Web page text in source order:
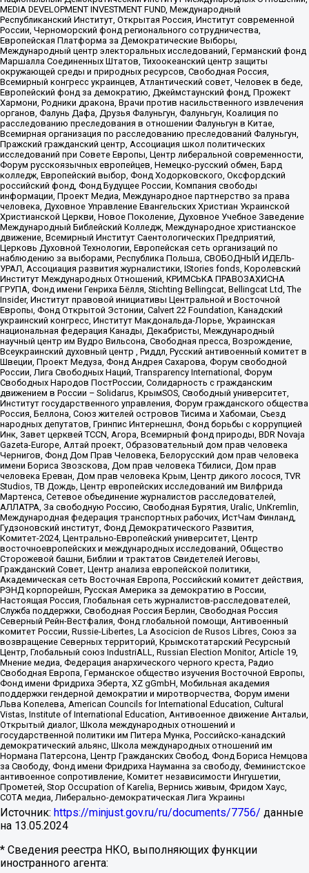
MEDIA DEVELOPMENT INVESTMENT FUND, Международный
Республиканский Институт, Открытая Россия, Институт современной
России, Черноморский фонд регионального сотрудничества,
Европейская Платформа за Демократические Выборы,
Международный центр электоральных исследований, Германский фонд
Маршалла Соединенных Штатов, Тихоокеанский центр защиты
окружающей среды и природных ресурсов, Свободная Россия,
Всемирный конгресс украинцев, Атлантический совет, Человек в беде,
Европейский фонд за демократию, Джеймстаунский фонд, Прожект
Хармони, Родники дракона, Врачи против насильственного извлечения
органов, Фалунь Дафа, Друзья Фалуньгун, Фалуньгун, Коалиция по
расследованию преследования в отношении Фалуньгун в Китае,
Всемирная организация по расследованию преследований Фалуньгун,
Пражский гражданский центр, Ассоциация школ политических
исследований при Совете Европы, Центр либеральной современности,
Форум русскоязычных европейцев, Немецко-русский обмен, Бард
колледж, Европейский выбор, Фонд Ходорковского, Оксфордский
российский фонд, Фонд Будущее России, Компания свободы
информации, Проект Медиа, Международное партнерство за права
человека, Духовное Управление Евангельских Христиан Украинской
Христианской Церкви, Новое Поколение, Духовное Учебное Заведение
Международный Библейский Колледж, Международное христианское
движение, Всемирный Институт Саентологических Предприятий,
Церковь Духовной Технологии, Европейская сеть организаций по
наблюдению за выборами, Республика Польша, СВОБОДНЫЙ ИДЕЛЬ-
УРАЛ, Ассоциация развития журналистики, IStories fonds, Королевский
Институт Международных Отношений, КРИМСЬКА ПРАВОЗАХИСНА
ГРУПА, Фонд имени Генриха Бёлля, Stichting Bellingcat, Bellingcat Ltd, The
Insider, Институт правовой инициативы Центральной и Восточной
Европы, Фонд Открытой Эстонии, Calvert 22 Foundation, Канадский
украинский конгресс, Институт Макдональда-Лорье, Украинская
национальная федерация Канады, Декабристы, Международный
научный центр им Вудро Вильсона, Свободная пресса, Возрождение,
Всеукраинский духовный центр , Риддл, Русский антивоенный комитет в
Швеции, Проект Медуза, Фонд Андрея Сахарова, Форум свободной
России, Лига Свободных Наций, Transparеncy International, Форум
Свободных Народов ПостРоссии, Солидарность с гражданским
движением в России – Solidarus, КрымSOS, Свободный университет,
Институт государственного управления, Форум гражданского общества
Россия, Беллона, Союз жителей островов Тисима и Хабомаи, Съезд
народных депутатов, Гринпис Интернешнл, Фонд борьбы с коррупцией
Инк, Завет церквей TCCN, Агора, Всемирный фонд природы, BDR Novaja
Gazeta-Europe, Алтай проект, Образовательный дом прав человека
Чернигов, Фонд Дом Прав Человека, Белорусский дом прав человека
имени Бориса Звозскова, Дом прав человека Тбилиси, Дом прав
человека Ереван, Дом прав человека Крым, Центр дикого лосося, TVR
Studios, ТВ Дождь, Центр европейских исследований им Вилфрида
Мартенса, Сетевое объединение журналистов расследователей,
АЛЛАТРА, За свободную Россию, Свободная Бурятия, Uralic, UnKremlin,
Международная федерация транспортных рабочих, ИстЧам Финланд,
Гудзоновский институт, Фонд Демократического Развития,
Комитет-2024, Центрально-Европейский университет, Центр
восточноевропейских и международных исследований, Общество
Сторожевой башни, Библии и трактатов Свидетелей Иеговы,
Гражданский Совет, Центр анализа европейской политики,
Академическая сеть Восточная Европа, Российский комитет действия,
РЭНД корпорейшн, Русская Америка за демократию в России,
Настоящая Россия, Глобальная сеть журналистов-расследователей,
Служба поддержки, Свободная Россия Берлин, Свободная Россия
Северный Рейн-Вестфалия, Фонд глобальной помощи, Антивоенный
комитет России, Russie-Libertes, La Asocicion de Rusos Libres, Союз за
возвращение Северных территорий, Крымскотатарский Ресурсный
Центр, Глобальный союз IndustriALL, Russian Election Monitor, Article 19,
Мнение медиа, Федерация анархического черного креста, Радио
Свободная Европа, Германское общество изучения Восточной Европы,
Фонд имени Фридриха Эберта, XZ gGmbH, Мобильная академия
поддержки гендерной демократии и миротворчества, Форум имени
Льва Копелева, American Councils for International Education, Cultural
Vistas, Institute of International Education, Антивоенное движение Антальи,
Открытый диалог, Школа международных отношений и
государственной политики им Питера Мунка, Российско-канадский
демократический альянс, Школа международных отношений им
Нормана Патерсона, Центр Гражданских Свобод, Фонд Бориса Немцова
за Свободу, Фонд имени Фридриха Науманна за свободу, Феминистское
антивоенное сопротивление, Комитет независимости Ингушетии,
Прометей, Stop Occupation of Karelia, Вернись живым, Фридом Хаус,
СОТА медиа, Либерально-демократическая Лига Украины
Источник: https://minjust.gov.ru/ru/documents/7756/ данные
на 13.05.2024
* Сведения реестра НКО, выполняющих функции
иностранного агента: